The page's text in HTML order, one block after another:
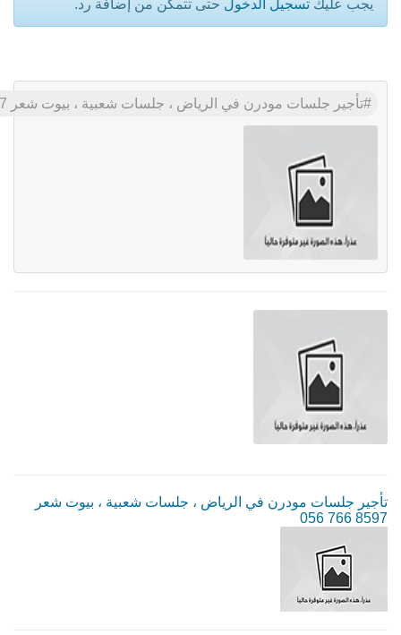
يجب عليك تسجيل الدخول حتى تتمكن من إضافة رد.
تأجير جلسات مودرن في الرياض ، جلسات شعبية ، بيوت شعر 8597 766 056
تأجير جلسات مودرن في الرياض ، جلسات شعبية ، بيوت شعر
8597 766 056